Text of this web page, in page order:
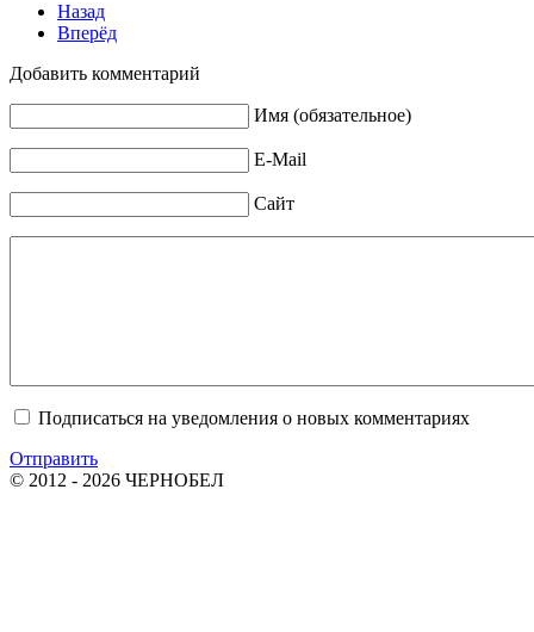
Назад
Вперёд
Добавить комментарий
Имя (обязательное)
E-Mail
Сайт
Подписаться на уведомления о новых комментариях
Отправить
© 2012 - 2026 ЧЕРНОБЕЛ